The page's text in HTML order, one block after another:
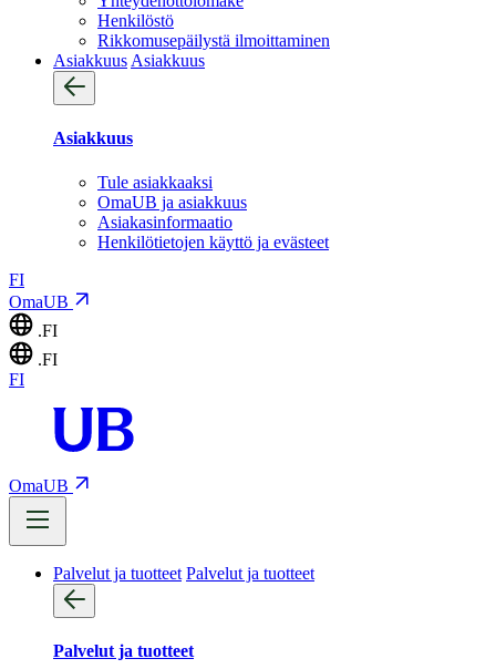
Henkilöstö
Rikkomusepäilystä ilmoittaminen
Asiakkuus Asiakkuus
Asiakkuus
Tule asiakkaaksi
OmaUB ja asiakkuus
Asiakasinformaatio
Henkilötietojen käyttö ja evästeet
FI
OmaUB
.FI
.FI
FI
OmaUB
Palvelut ja tuotteet Palvelut ja tuotteet
Palvelut ja tuotteet